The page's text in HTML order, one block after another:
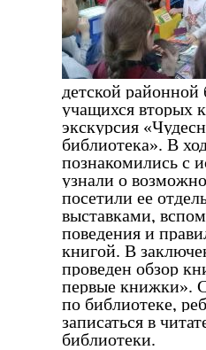
детской районной
учащихся вторых
экскурсия
библиотека». В
познакомились с
узнали о
посетили ее
выставками,
поведения и
книгой. В
проведен обзор
первые книжки».
по библиотеке,
записаться в
библиотеки.